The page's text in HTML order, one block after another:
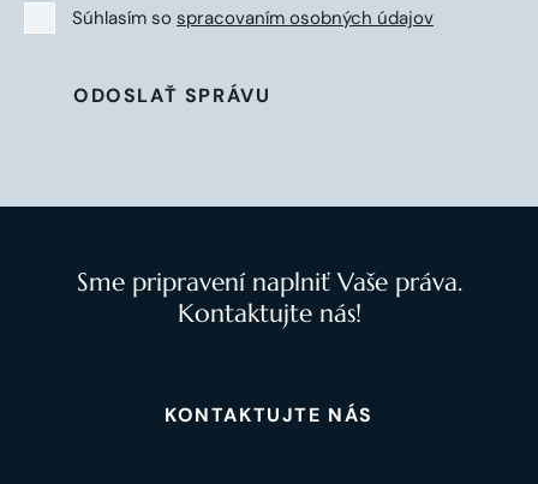
Súhlasím so spracovaním osobných údajov
ODOSLAŤ SPRÁVU
Sme pripravení naplniť Vaše práva.
Kontaktujte nás!
KONTAKTUJTE NÁS